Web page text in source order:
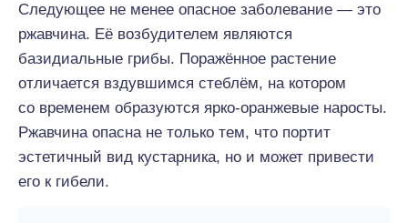
Следующее не менее опасное заболевание — это
ржавчина. Её возбудителем являются
базидиальные грибы. Поражённое растение
отличается вздувшимся стеблём, на котором
со временем образуются ярко-оранжевые наросты.
Ржавчина опасна не только тем, что портит
эстетичный вид кустарника, но и может привести
его к гибели.